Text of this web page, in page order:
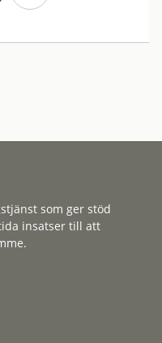
som ger stöd
insatser till att